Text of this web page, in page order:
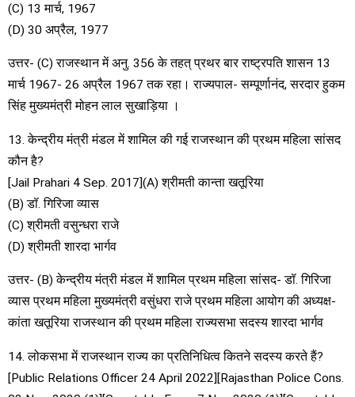
(C) 13 मार्च, 1967
(D) 30 अप्रैल, 1977
उत्तर- (C) राजस्थान में अनु. 356 के तहत् प्रथर बार राष्ट्रपति शासन 13
मार्च 1967- 26 अप्रैल 1967 तक रहा। राज्यपाल- सम्पूर्णानंद, सरदार हुकम
सिंह मुख्यमंत्री मोहन लाल सुखाड़िया ।
13. केन्द्रीय मंत्री मंडल में शामिल की गई राजस्थान की प्रथम महिला सांसद
कौन है?
[Jail Prahari 4 Sep. 2017](A) श्रीमती कान्ता खतूरिया
(B) डॉ. गिरिजा व्यास
(C) श्रीमती वसुन्धरा राजे
(D) श्रीमती शारदा भार्गव
उत्तर- (B) केन्द्रीय मंत्री मंडल में शामिल प्रथम महिला सांसद- डॉ. गिरिजा
व्यास प्रथम महिला मुख्यमंत्री वसुंधरा राजे प्रथम महिला आयोग की अध्यक्ष-
कांता खतूरिया राजस्थान की प्रथम महिला राज्यसभा सदस्य शारदा भार्गव
14. लोकसभा में राजस्थान राज्य का प्रतिनिधित्व कितने सदस्य करते हैं?
[Public Relations Officer 24 April 2022][Rajasthan Police Cons.